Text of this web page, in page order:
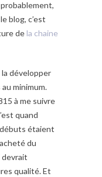
blog, c’est
de la chaine
la développer
minimum.
à me suivre
quand
étaient
du
devrait
qualité. Et